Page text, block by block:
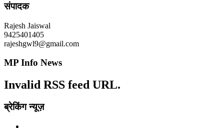
संपादक
Rajesh Jaiswal
9425401405
rajeshgwl9@gmail.com
MP Info News
Invalid RSS feed URL.
ब्रेकिंग न्यूज़